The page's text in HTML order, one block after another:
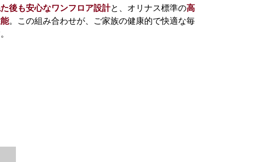
後も安心なワンフロア設計と、オリナス標準の高
。この組み合わせが、ご家族の健康的で快適な毎